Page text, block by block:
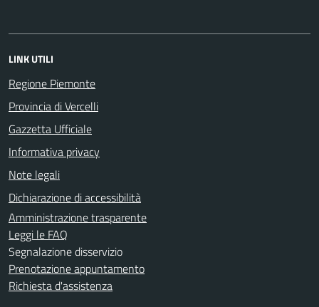
LINK UTILI
Regione Piemonte
Provincia di Vercelli
Gazzetta Ufficiale
Informativa privacy
Note legali
Dichiarazione di accessibilità
Amministrazione trasparente
Leggi le FAQ
Segnalazione disservizio
Prenotazione appuntamento
Richiesta d'assistenza